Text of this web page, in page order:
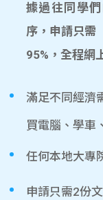
據過往同學
序，申請只需
95%，全程網
滿足不同經濟
買電腦、學車
任何本地大專
申請只需2份